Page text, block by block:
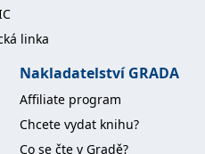
linka
Nakladatelství GRADA
Affiliate program
Chcete vydat knihu?
Co se čte v Gradě?